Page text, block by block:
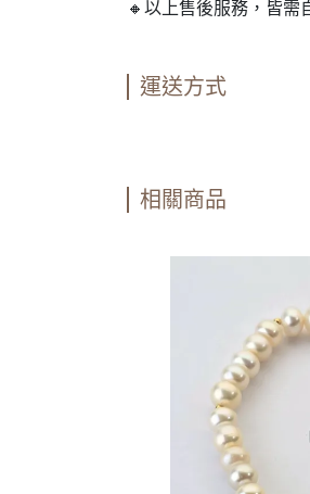
🔸以上售後服務，皆需
運送方式
相關商品